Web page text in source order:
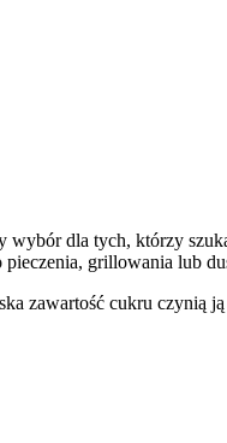
wybór dla tych, którzy
pieczenia, grillowania lub
zawartość cukru czynią